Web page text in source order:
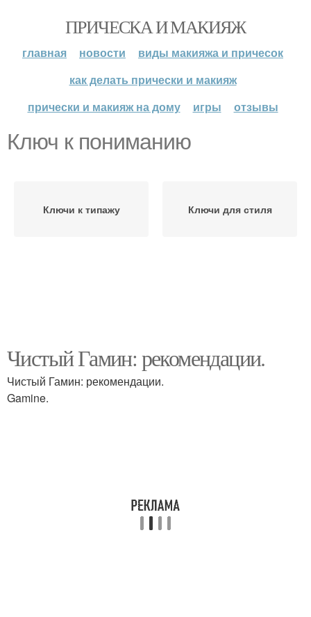
ПРИЧЕСКА И МАКИЯЖ
главная новости
виды макияжа и причесок
как делать прически и макияж
прически и макияж на дому
игры отзывы
Ключ к пониманию
Ключи к типажу Ключи для стиля
Чистый Гамин: рекомендации.
Чистый Гамин: рекомендации.
Gamine.